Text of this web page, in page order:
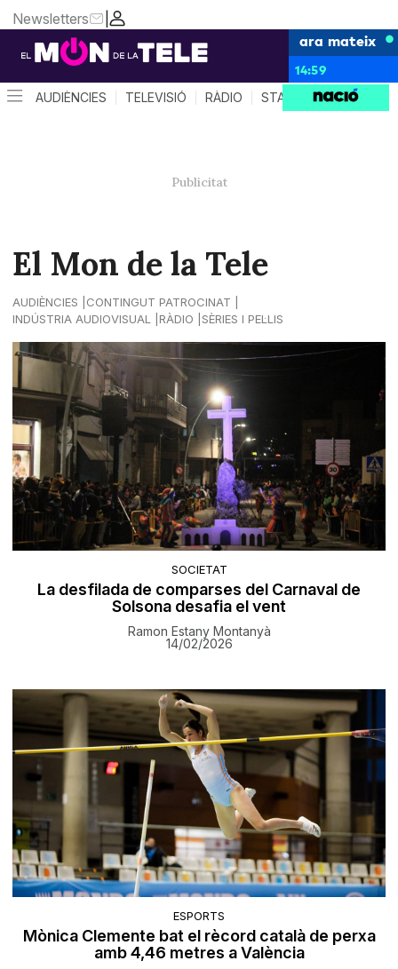
|
Newsletters
ara mateix
14:59
AUDIÈNCIES TELEVISIÓ RÀDIO STAR SYSTEM
El Mon de la Tele
AUDIÈNCIES
CONTINGUT PATROCINAT
INDÚSTRIA AUDIOVISUAL
RÀDIO SÈRIES I PEL·LIS
SOCIETAT
La desfilada de comparses del Carnaval de
Solsona desafia el vent
Ramon Estany Montanyà
14/02/2026
ESPORTS
Mònica Clemente bat el rècord català de perxa
amb 4,46 metres a València